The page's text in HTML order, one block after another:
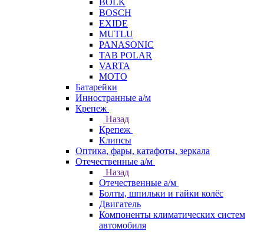
BOLK
BOSCH
EXIDE
MUTLU
PANASONIC
TAB POLAR
VARTA
МОТО
Батарейки
Инностранные а/м
Крепеж
Назад
Крепеж
Клипсы
Оптика, фары, катафоты, зеркала
Отечественные а/м
Назад
Отечественные а/м
Болты, шпильки и гайки колёс
Двигатель
Компоненты климатических систем
автомобиля